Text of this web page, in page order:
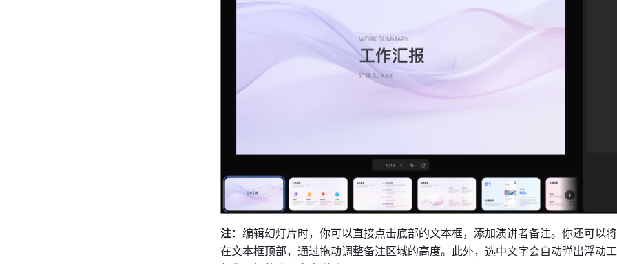
注：编辑幻灯片时，你可以直接点击底部的文本框，添加演讲者备注。你还可以
在文本框顶部，通过拖动调整备注区域的高度。此外，选中文字会自动弹出浮动